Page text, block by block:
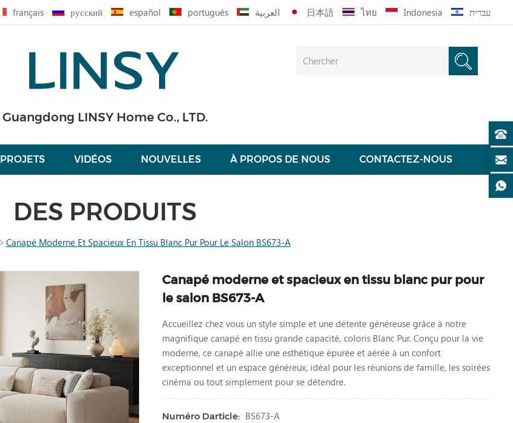
français русский español português العربية 日本語 ไทย Indonesia עברית
Guangdong LINSY Home Co., LTD.
PROJETS VIDÉOS NOUVELLES À PROPOS DE NOUS CONTACTEZ-NOUS
DES PRODUITS
Canapé Moderne Et Spacieux En Tissu Blanc Pur Pour Le Salon BS673-A
Canapé moderne et spacieux en tissu blanc pur pour
le salon BS673-A
Accueillez chez vous un style simple et une détente généreuse grâce à notre
magnifique canapé en tissu grande capacité, coloris Blanc Pur. Conçu pour la vie
moderne, ce canapé allie une esthétique épurée et aérée à un confort
exceptionnel et un espace généreux, idéal pour les réunions de famille, les soirées
cinéma ou tout simplement pour se détendre.
Numéro Darticle: BS673-A